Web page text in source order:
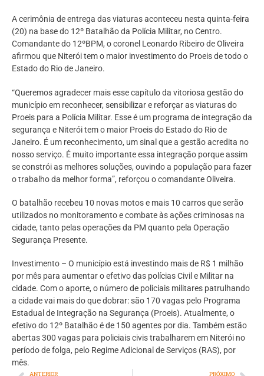
A cerimônia de entrega das viaturas aconteceu nesta quinta-feira
(20) na base do 12º Batalhão da Polícia Militar, no Centro.
Comandante do 12ºBPM, o coronel Leonardo Ribeiro de Oliveira
afirmou que Niterói tem o maior investimento do Proeis de todo o
Estado do Rio de Janeiro.
“Queremos agradecer mais esse capítulo da vitoriosa gestão do
município em reconhecer, sensibilizar e reforçar as viaturas do
Proeis para a Polícia Militar. Esse é um programa de integração da
segurança e Niterói tem o maior Proeis do Estado do Rio de
Janeiro. É um reconhecimento, um sinal que a gestão acredita no
nosso serviço. É muito importante essa integração porque assim
se constrói as melhores soluções, ouvindo a população para fazer
o trabalho da melhor forma”, reforçou o comandante Oliveira.
O batalhão recebeu 10 novas motos e mais 10 carros que serão
utilizados no monitoramento e combate às ações criminosas na
cidade, tanto pelas operações da PM quanto pela Operação
Segurança Presente.
Investimento – O município está investindo mais de R$ 1 milhão
por mês para aumentar o efetivo das polícias Civil e Militar na
cidade. Com o aporte, o número de policiais militares patrulhando
a cidade vai mais do que dobrar: são 170 vagas pelo Programa
Estadual de Integração na Segurança (Proeis). Atualmente, o
efetivo do 12º Batalhão é de 150 agentes por dia. Também estão
abertas 300 vagas para policiais civis trabalharem em Niterói no
período de folga, pelo Regime Adicional de Serviços (RAS), por
mês.
ANTERIOR PRÓXIMO